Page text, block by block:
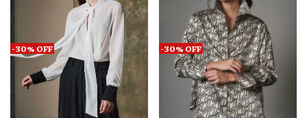
-30% OFF -30% OFF